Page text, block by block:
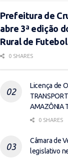
Prefeitura de
abre 3ª edição
Rural de Futebol
0 SHARES
Licença de
AMAZÔNIA
0 SHARES
Câmara de
legislativo